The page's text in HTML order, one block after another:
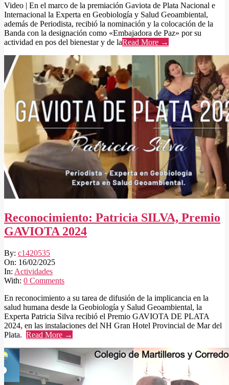
Video | En el marco de la premiación Gaviota de Plata Nacional e
Internacional la Experta en Geobiología y Salud Geoambiental,
además de Periodista, recibió la nominación y la colocación de la
Banda con la designación como «Embajadora de Paz» por su
actividad en pos del bienestar y de laRead More →
Reconocimiento: Patricia SILVA, Premio
GAVIOTA 2024
2025-
02-
16
By: c1420535
On: 16/02/2025
In: Actividades
With: 0 Comments
En reconocimiento a su tarea de difusión de la implicancia en la
salud humana desde la Geobiología y Salud Geoambiental, la
Experta Patricia Silva recibió el Premio GAVIOTA DE PLATA
2024, en las instalaciones del NH Gran Hotel Provincial de Mar del
Plata. Read More →